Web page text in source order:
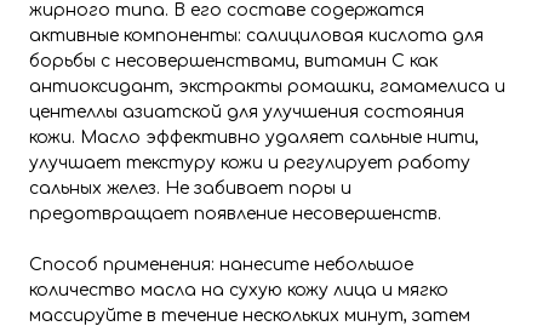
жирного типа. В его составе содержатся
активные компоненты: салициловая кислота для
борьбы с несовершенствами, витамин С как
антиоксидант, экстракты ромашки, гамамелиса и
центеллы азиатской для улучшения состояния
кожи. Масло эффективно удаляет сальные нити,
улучшает текстуру кожи и регулирует работу
сальных желез. Не забивает поры и
предотвращает появление несовершенств.
Способ применения: нанесите небольшое
количество масла на сухую кожу лица и мягко
массируйте в течение нескольких минут, затем